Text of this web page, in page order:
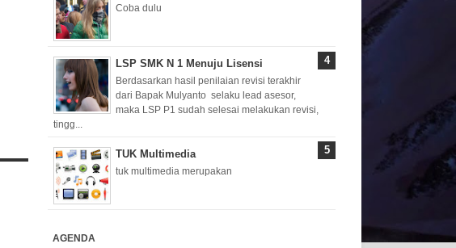
Coba dulu
LSP SMK N 1 Menuju Lisensi
Berdasarkan hasil penilaian revisi terakhir
dari Bapak Mulyanto selaku lead asesor,
maka LSP P1 sudah selesai melakukan revisi,
tingg...
TUK Multimedia
tuk multimedia merupakan
AGENDA